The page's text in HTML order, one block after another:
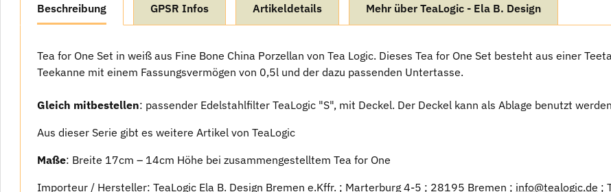
Beschreibung GPSR Infos Artikeldetails Mehr über TeaLogic - Ela B. Design
Tea for One Set in weiß aus Fine Bone China Porzellan von Tea Logic. Dieses Tea for One Set besteht aus einer
Teekanne mit einem Fassungsvermögen von 0,5l und der dazu passenden Untertasse.
Gleich mitbestellen: passender Edelstahlfilter TeaLogic "S", mit Deckel. Der Deckel kann als Ablage benutzt
Aus dieser Serie gibt es weitere Artikel von TeaLogic
Maße: Breite 17cm – 14cm Höhe bei zusammengestelltem Tea for One
Importeur / Hersteller: TeaLogic Ela B. Design Bremen e.Kffr. ; Marterburg 4-5 ; 28195 Bremen ; info@tealogic.de ;